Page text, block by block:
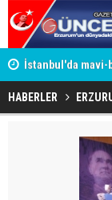
İstanbul'da mavi-
HABERLER